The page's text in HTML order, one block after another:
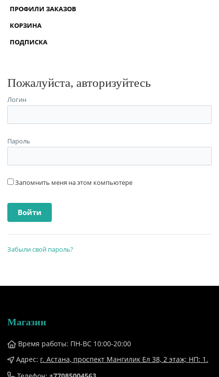
ПРОФИЛИ ЗАКАЗОВ
КОРЗИНА
ПОДПИСКА
Пожалуйста, авторизуйтесь
Логин
Пароль
Запомнить меня на этом компьютере
Забыли свой пароль?
Магазин
Время работы: ПН-ВС 10:00-20:00
Адрес: г. Астана, проспект Мангилик Ел 38, ​2 этаж; НП: 1.